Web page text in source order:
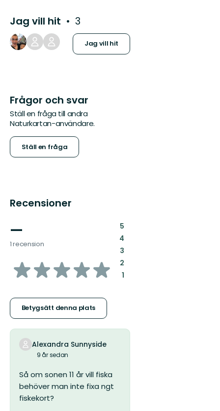
Jag vill hit 3
Jag vill hit
Frågor och svar
Ställ en fråga till andra
Naturkartan-användare.
Ställ en fråga
Recensioner
—
1 recension
av
stjärnor
Betygsätt denna plats
5:
4:
3:
2:
1:
Alexandra Sunnyside
9 år sedan
Så om sonen 11 år vill fiska
behöver man inte fixa ngt
fiskekort?